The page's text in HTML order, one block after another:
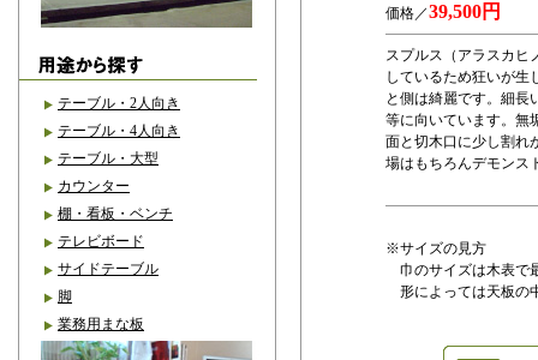
テーブル・2人向き
テーブル・4人向き
テーブル・大型
カウンター
棚・看板・ベンチ
テレビボード
サイドテーブル
脚
業務用まな板
価格／39,500円
スプルス（アラスカヒ
しているため狂いが生
と側は綺麗です。細長
等に向いています。無
面と切木口に少し割れ
場はもちろんデモンス
※サイズの見方
巾のサイズは木表で
形によっては天板の